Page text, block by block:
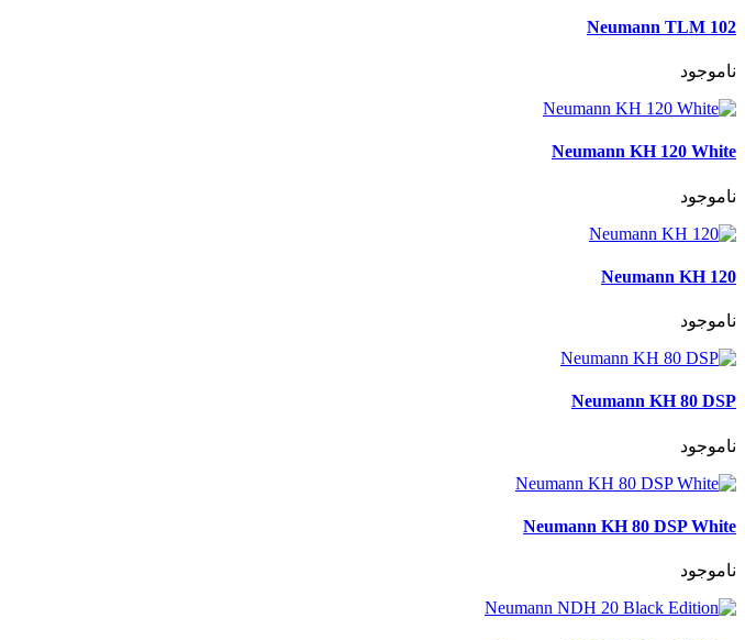
Neumann TLM 102
ناموجود
Neumann KH 120 White
ناموجود
Neumann KH 120
ناموجود
Neumann KH 80 DSP
ناموجود
Neumann KH 80 DSP White
ناموجود